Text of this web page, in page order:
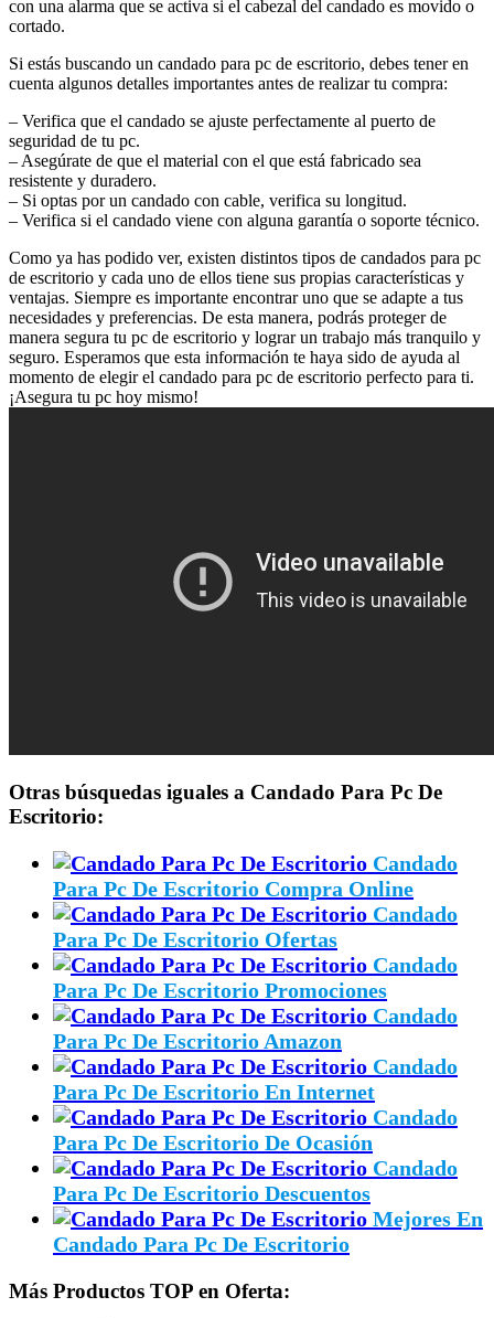
con una alarma que se activa si el cabezal del candado es movido o
cortado.
Si estás buscando un candado para pc de escritorio, debes tener en
cuenta algunos detalles importantes antes de realizar tu compra:
– Verifica que el candado se ajuste perfectamente al puerto de
seguridad de tu pc.
– Asegúrate de que el material con el que está fabricado sea
resistente y duradero.
– Si optas por un candado con cable, verifica su longitud.
– Verifica si el candado viene con alguna garantía o soporte técnico.
Como ya has podido ver, existen distintos tipos de candados para pc
de escritorio y cada uno de ellos tiene sus propias características y
ventajas. Siempre es importante encontrar uno que se adapte a tus
necesidades y preferencias. De esta manera, podrás proteger de
manera segura tu pc de escritorio y lograr un trabajo más tranquilo y
seguro. Esperamos que esta información te haya sido de ayuda al
momento de elegir el candado para pc de escritorio perfecto para ti.
¡Asegura tu pc hoy mismo!
Otras búsquedas iguales a Candado Para Pc De
Escritorio:
Candado
Para Pc De Escritorio Compra Online
Candado
Para Pc De Escritorio Ofertas
Candado
Para Pc De Escritorio Promociones
Candado
Para Pc De Escritorio Amazon
Candado
Para Pc De Escritorio En Internet
Candado
Para Pc De Escritorio De Ocasión
Candado
Para Pc De Escritorio Descuentos
Mejores En
Candado Para Pc De Escritorio
Más Productos TOP en Oferta: